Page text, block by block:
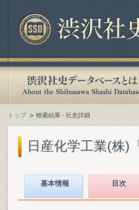
トップ 検索結果 - 社史詳細
日産化学工業(株)
基本情報 目次